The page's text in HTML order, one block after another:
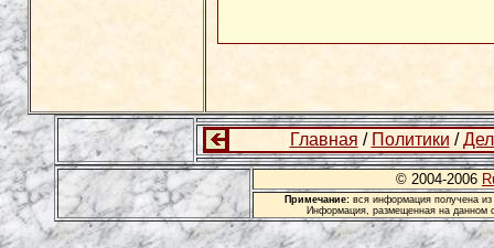
Главная / Политики /
© 2004-2006
Примечание: вся информация получена из
Информация, размещенная на данном